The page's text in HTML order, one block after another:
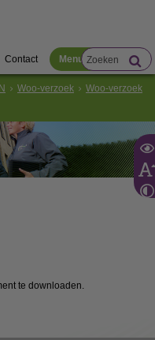
Contact Menu
Woo-verzoek
Woo-verzoek
te downloaden.